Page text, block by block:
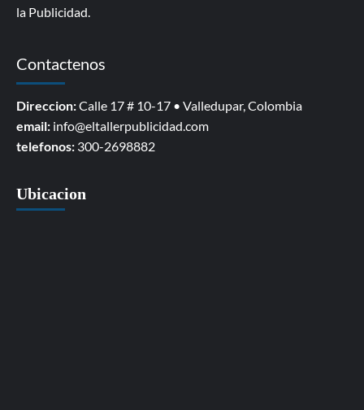
la Publicidad.
Contactenos
Direccion:Calle 17 # 10-17 • Valledupar, Colombia
email: info@eltallerpublicidad.com
telefonos: 300-2698882
Ubicacion